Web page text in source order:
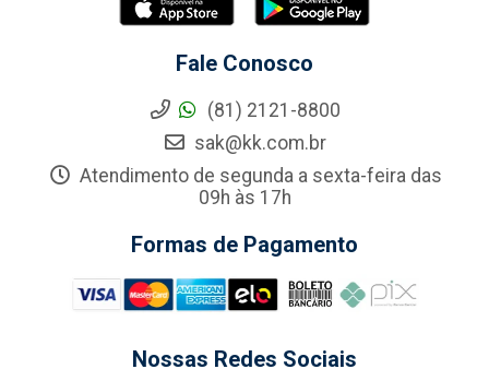
Fale Conosco
(81) 2121-8800
sak@kk.com.br
Atendimento de segunda a sexta-feira das
09h às 17h
Formas de Pagamento
Nossas Redes Sociais